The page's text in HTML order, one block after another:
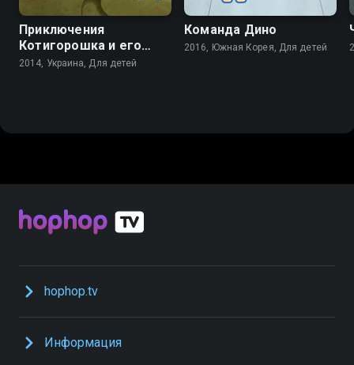
Приключения
Котигорошка и его
друзей
2014, Украина, Для детей
Команда Дино
2016, Южная Корея, Для детей
hophop.tv
Информация